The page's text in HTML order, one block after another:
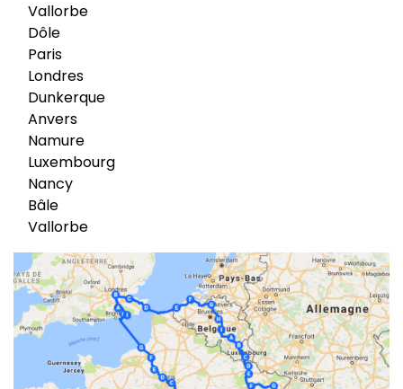
Vallorbe
Dôle
Paris
Londres
Dunkerque
Anvers
Namure
Luxembourg
Nancy
Bâle
Vallorbe